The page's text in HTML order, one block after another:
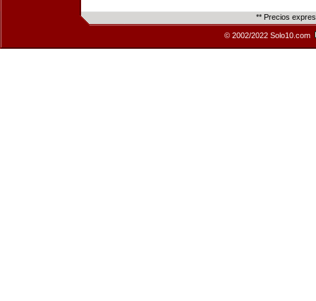
** Precios
© 2002/2022 Solo10.com